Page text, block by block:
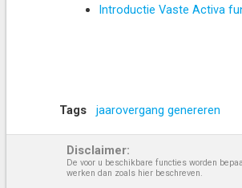
Introductie Vaste Activa
Tags jaarovergang genereren
Disclaimer:
De voor u beschikbare functies worden
werken dan zoals hier beschreven.